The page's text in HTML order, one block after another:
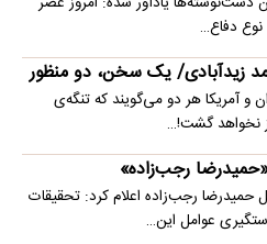
نوع دفاع…
زیدآبادی/ یک سخن، دو منظور
و آمریکا هر دو می‌گویند که تنگه‌ی
نخواهد گشت!…
رجب‌زاده»
حمیدرضا رجب‌زاده اعلام کرد: تحقیقات
عوامل این…